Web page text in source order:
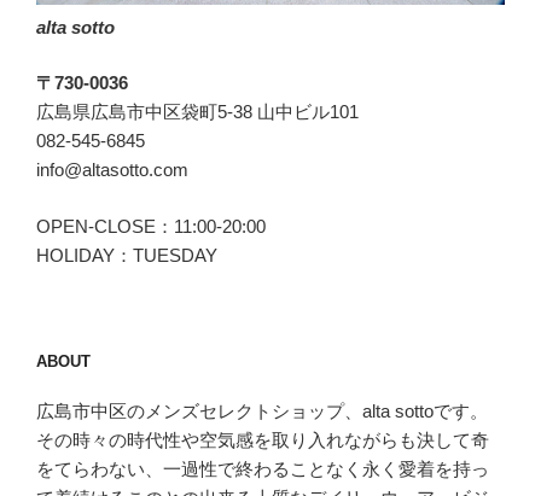
alta sotto
〒730-0036
広島県広島市中区袋町5-38 山中ビル101
082-545-6845
info@altasotto.com
OPEN-CLOSE：11:00-20:00
HOLIDAY：TUESDAY
ABOUT
広島市中区のメンズセレクトショップ、alta sottoです。
その時々の時代性や空気感を取り入れながらも決して奇
をてらわない、一過性で終わることなく永く愛着を持っ